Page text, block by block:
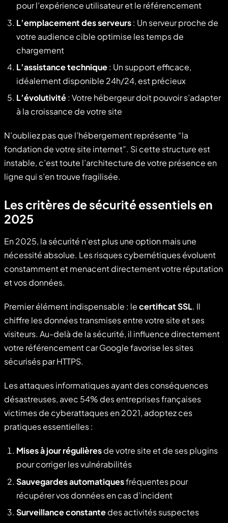
pour l’expérience utilisateur et le référencement
L’emplacement des serveurs: Un serveur proche de
votre audience cible optimise les temps de
chargement
L’assistance technique: Un support efficace,
idéalement disponible 24h/24, est précieux
L’évolutivité: Votre hébergeur doit pouvoir s’adapter
à la croissance de votre site
N’oubliez pas que l’hébergement représente “la
fondation de votre site internet”. Si cette structure est
instable, c’est toute l’architecture de votre présence en
ligne qui s’en trouve fragilisée.
Les critères de sécurité essentiels en
2025
En 2025, la sécurité n’est plus une option mais une
nécessité absolue. Les risques cybernétiques évoluent
constamment et menacent directement votre réputation
et vos données.
Premier élément indispensable : lecertificat SSL. Il
chiffre les données transmises entre votre site et ses
visiteurs. Au-delà de la sécurité, il influence directement
votre référencement car Google favorise les sites
sécurisés par HTTPS.
Les attaques informatiques ayant des conséquences
désastreuses, avec 54% des entreprises françaises
victimes de cyberattaques en 2021, adoptez ces
pratiques essentielles :
Misesà jour régulièresde votre site et de ses plugins
pour corriger les vulnérabilités
Sauvegardesautomatiquesfréquentes pour
récupérer vos données en cas d’incident
Surveillance constantedes activités suspectes